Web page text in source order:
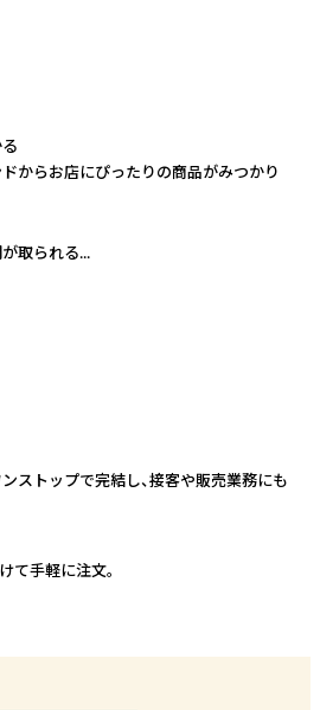
からお店にぴったりの商品がみつかり
取られる...
ストップで完結し、接客や販売業務にも
て手軽に注文。